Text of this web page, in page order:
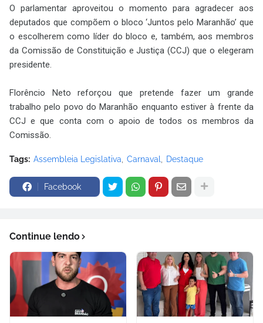
O parlamentar aproveitou o momento para agradecer aos
deputados que compõem o bloco ‘Juntos pelo Maranhão’ que
o escolherem como líder do bloco e, também, aos membros
da Comissão de Constituição e Justiça (CCJ) que o elegeram
presidente.
Florêncio Neto reforçou que pretende fazer um grande
trabalho pelo povo do Maranhão enquanto estiver à frente da
CCJ e que conta com o apoio de todos os membros da
Comissão.
Tags: Assembleia Legislativa Carnaval Destaque
Facebook
Continue lendo